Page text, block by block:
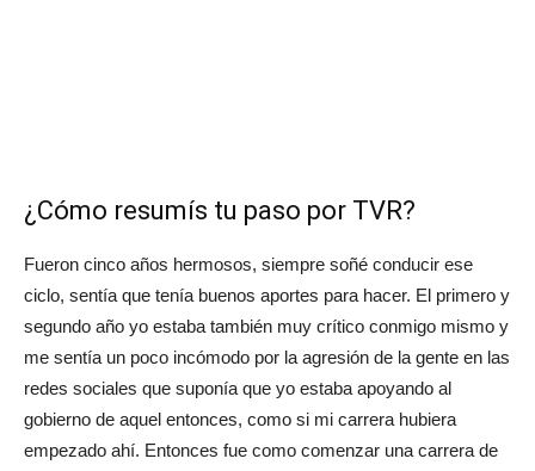
¿Cómo resumís tu paso por TVR?
Fueron cinco años hermosos, siempre soñé conducir ese
ciclo, sentía que tenía buenos aportes para hacer. El primero y
segundo año yo estaba también muy crítico conmigo mismo y
me sentía un poco incómodo por la agresión de la gente en las
redes sociales que suponía que yo estaba apoyando al
gobierno de aquel entonces, como si mi carrera hubiera
empezado ahí. Entonces fue como comenzar una carrera de